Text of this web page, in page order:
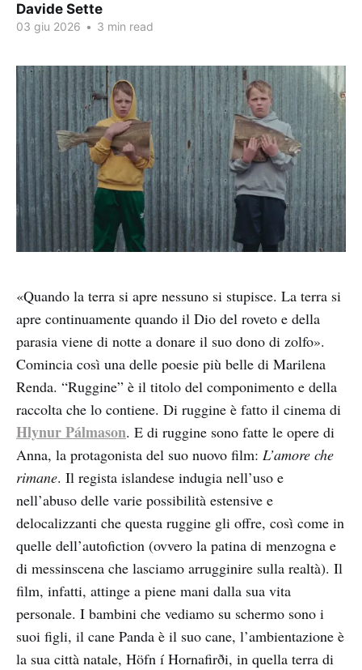
Davide Sette
03 giu 2026 • 3 min read
«Quando la terra si apre nessuno si stupisce. La terra si
apre continuamente quando il Dio del roveto e della
parasia viene di notte a donare il suo dono di zolfo».
Comincia così una delle poesie più belle di Marilena
Renda. “Ruggine” è il titolo del componimento e della
raccolta che lo contiene. Di ruggine è fatto il cinema di
Hlynur Pálmason. E di ruggine sono fatte le opere di
Anna, la protagonista del suo nuovo film: L’amore che
rimane. Il regista islandese indugia nell’uso e
nell’abuso delle varie possibilità estensive e
delocalizzanti che questa ruggine gli offre, così come in
quelle dell’autofiction (ovvero la patina di menzogna e
di messinscena che lasciamo arrugginire sulla realtà). Il
film, infatti, attinge a piene mani dalla sua vita
personale. I bambini che vediamo su schermo sono i
suoi figli, il cane Panda è il suo cane, l’ambientazione è
la sua città natale, Höfn í Hornafirði, in quella terra di